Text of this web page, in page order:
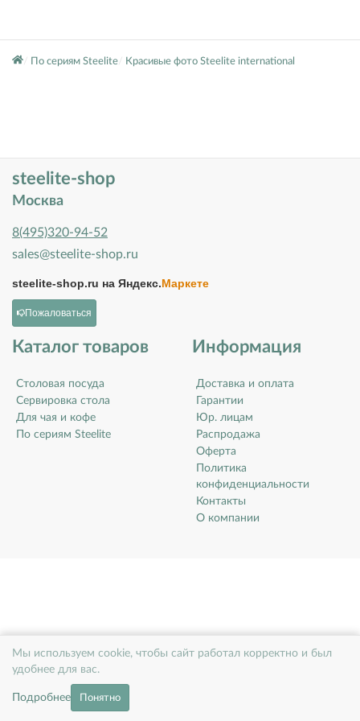
Мы используем cookie, чтобы сайт работал корректно и был
удобнее для вас.
Подробнее Понятно
По сериям Steelite Красивые фото Steelite international
steelite-shop
Москва
8(495)320-94-52
sales@steelite-shop.ru
steelite-shop.ru на Яндекс.Маркете
Пожаловаться
Каталог товаров
Столовая посуда
Сервировка стола
Для чая и кофе
По сериям Steelite
Информация
Доставка и оплата
Гарантии
Юр. лицам
Распродажа
Оферта
Политика
конфиденциальности
Контакты
О компании